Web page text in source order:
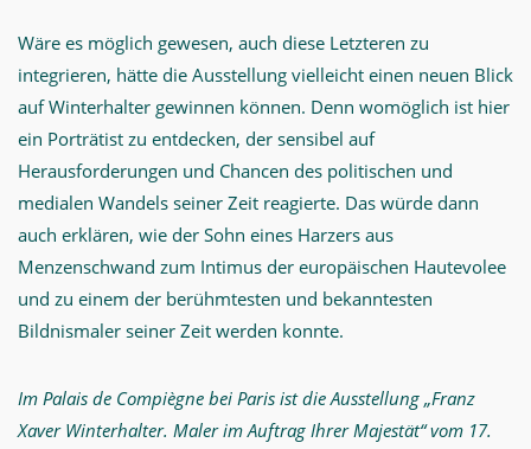
Wäre es möglich gewesen, auch diese Letzteren zu
integrieren, hätte die Ausstellung vielleicht einen neuen Blick
auf Winterhalter gewinnen können. Denn womöglich ist hier
ein Porträtist zu entdecken, der sensibel auf
Herausforderungen und Chancen des politischen und
medialen Wandels seiner Zeit reagierte. Das würde dann
auch erklären, wie der Sohn eines Harzers aus
Menzenschwand zum Intimus der europäischen Hautevolee
und zu einem der berühmtesten und bekanntesten
Bildnismaler seiner Zeit werden konnte.
Im Palais de Compiègne bei Paris ist die Ausstellung „Franz
Xaver Winterhalter. Maler im Auftrag Ihrer Majestät“ vom 17.